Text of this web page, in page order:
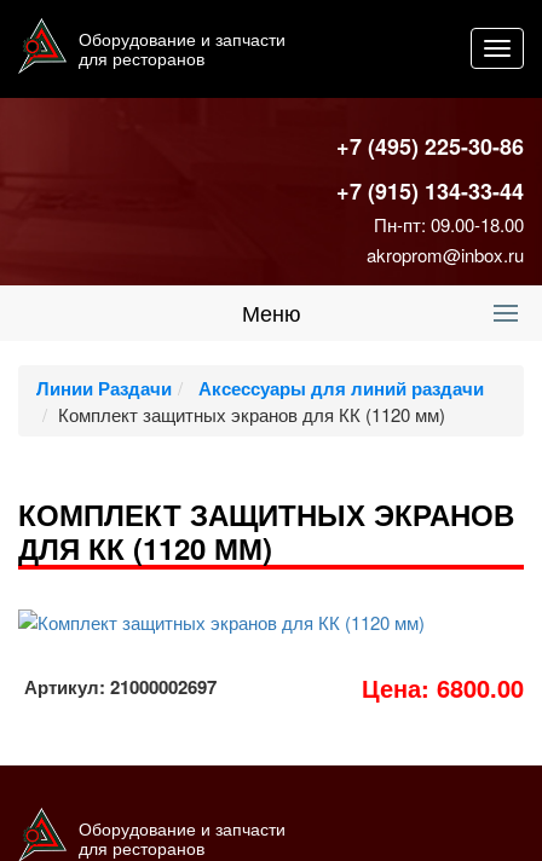
Оборудование и запчасти
для ресторанов
+7 (495) 225-30-86
+7 (915) 134-33-44
Пн-пт: 09.00-18.00
akroprom@inbox.ru
Меню
Линии Раздачи Аксессуары для линий раздачи
Комплект защитных экранов для КК (1120 мм)
КОМПЛЕКТ ЗАЩИТНЫХ ЭКРАНОВ
ДЛЯ КК (1120 ММ)
Артикул: 21000002697 Цена: 6800.00
Оборудование и запчасти
для ресторанов